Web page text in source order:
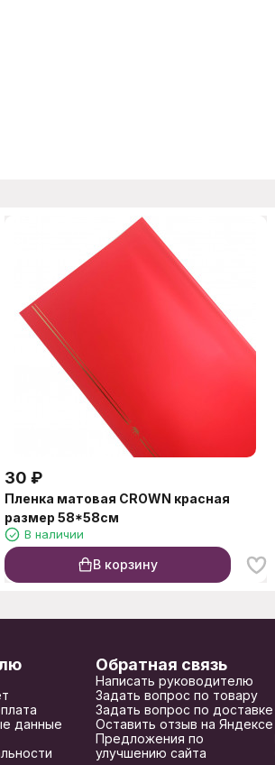
30 ₽
Пленка матовая CROWN красная
размер 58*58см
В наличии
В корзину
данные
Обратная связь
Написать руководителю
Задать вопрос по товару
Задать вопрос по доставке
Оставить отзыв на Яндексе
Предложения по
улучшению сайта